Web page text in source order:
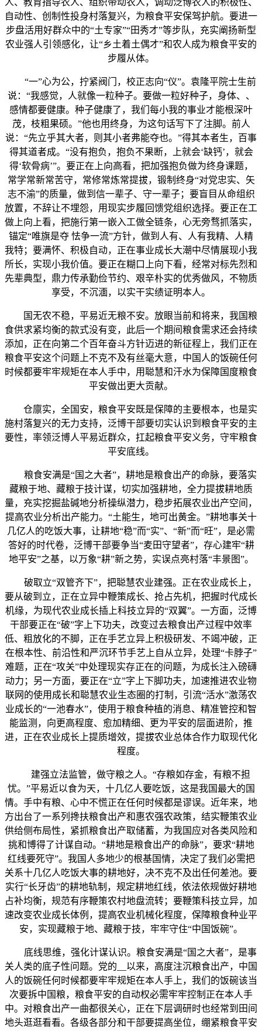
人、教育指导农人、组织带动农人，调动泛博农人的积极性、
自动性、创制性投身村落复兴，为粮食平安保驾护航。要进一
步盘活用好群众中的“土专家”“田秀才”等步队，充实阐扬新型
农业强人引领感化，让“乡土着土偶才”和农人成为粮食平安的
步履从体。
“一”心为公，拧紧阀门，校正志向“仪”。袁隆平院士生前
说：“我感觉，人就像一粒种子。要做一粒好种子，身体、、
感情都要健康。种子健康了，我们每小我的事业才能根深叶
茂，枝粗果硕。”他也用终身，为这句话写下了注脚。前人
说：“先立乎其大者，则其小者弗能夺也。”得其本者生，百事
得其道者成。“没有抱负，抱负不果断，上就会‘缺钙’，就会
得‘软骨病’”。要正在上向高看，把加强抱负做为终身课题，
常学常新常苦守，常修常炼常提拔，锻制终身“对党忠实、矢
志不渝”的质量，做到信一辈子、守一辈子；要盲目从命组织
放置，不辞让不埋怨，用现实步履回馈党组织选择。要正在工
做上向上看，把施行第一嵌入工做全链条，心无旁骛抓落实，
锚定“唯旗是夺 怯争一流”方针，做到人有、人有我精、人精
我特；要满怀、积极自动，正在事业成长大潮中尽情展现小我
所长，实现小我价值。要正在糊口上向下看，经常对标先烈和
先辈典型，鼎力传承勤俭节约、艰辛朴实的优秀做风，不物质
享受，不沉湎，以实干实绩证明本人。
国无农不稳，平易近无粮不安。放眼当前和将来，我国粮
食供求紧均衡的款式没有变，此后一个期间粮食需求还会持续
添加，正在向第二个百年奋斗方针迈进的新征程上，我们正在
粮食平安这个问题上不克不及有丝毫大意，中国人的饭碗任何
时候都要牢牢规矩在本人手中，用聪慧和汗水为保障国度粮食
平安做出更大贡献。
仓廪实，全国安，粮食平安既是保障的主要根本，也是实
施村落复兴的无力支持，泛博干部要切实认识到粮食平安的主
要性，率领泛博人平易近群众，扛起粮食平安义务，守牢粮食
平安底线。
粮食安满是“国之大者”，耕地是粮食出产的命脉，要落实
藏粮于地、藏粮于技计谋，切实加强耕地，全力提拔耕地质
量，充实挖掘盐碱地分析操纵潜力，稳步拓展农业出产空间，
提高农业分析出产能力。“土能生，地可出黄金。”耕地事关十
几亿人的吃饭大事，让耕地“稳”而“实”、“新”而“旺”，是必需
答好的时代卷，泛博干部要争当“麦田守望者”，存心建牢“耕
地平安”之基，以万象“耕”新之势，实误点亮村落“丰景图”。
破取立“双管齐下”，把聪慧农业建强。正在农业成长上，
要从破到立，正在立异中鞭策成长、抢占先机，把握时代成长
机缘，为现代农业成长插上科技立异的“双翼”。一方面，泛博
干部要正在“破”字上下功夫，改变过去粮食出产过程中效率
低、粗放化的不脚，正在手艺立异上积极研发、不竭冲破，正
在根本性、前沿性和严沉环节手艺上自从立异，处理“卡脖子”
难题，正在“攻关”中处理现实存正在的问题，为成长注入磅礴
动力；另一方面，要正在“立”字上下脚功夫，加速推进农业物
联网的使用成长和聪慧农业生态圈的打制，引流“活水”激荡农
业成长的“一池春水”，使用于粮食种植的消息、精准管控和智
能监测，向更高程度、愈加精细、更为平安的层面进阶，推
进，正在农业成长上提质增效，提拔农业总体合作力取现代化
程度。
建强立法监管，做守粮之人。“存粮如存金，有粮不担
忧。”平易近以食为天，十几亿人要吃饭，这是我国最大的国
情。手中有粮、心中不慌正在任何时候都是谬误。近年来，地
方出台了一系列搀扶粮食出产和惠农强农政策，结实鞭策农业
供给侧布局性，紧抓粮食出产取储蓄，为我国应对各类风险和
挑和博得了计谋自动。“耕地是粮食出产的命脉”，要求“耕地
红线要死守”。我国人多地少的根基国情，决定了我们必需把
关系十几亿人吃饭大事的耕地好，决不克不及出任何差池。要
实行“长牙齿”的耕地轨制，规定耕地红线，依法依规做好耕地
占补均衡，规范有序鞭策农村地盘流转；要鞭策科技立异，加
速改变农业成长体例，提高农业机械化程度，保障粮食种业平
安，实现藏粮于地、藏粮于技，牢牢守住“中国饭碗”。
底线思维，强化计谋认识。粮食安满是“国之大者”，是事
关人类的底子性问题。党的__以来，高度注沉粮食出产，中国
人的饭碗任何时候都要牢牢规矩在本人手上，我们的饭碗该当
次要拆中国粮，粮食平安的自动权必需牢牢控制正在本人手
中。对粮食出产一曲都很关心，正在下层调研时也经常到田间
地头逛逛看看。各级各部分和干部要提高坐位，绷紧粮食平安